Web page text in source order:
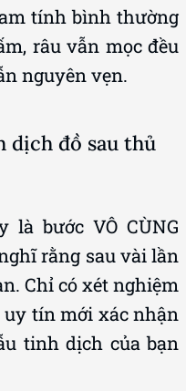
tính bình thường
râu vẫn mọc đều
nguyên vẹn.
dịch đồ sau thủ
là bước VÔ CÙNG
rằng sau vài lần
Chỉ có xét nghiệm
uy tín mới xác nhận
tinh dịch của bạn